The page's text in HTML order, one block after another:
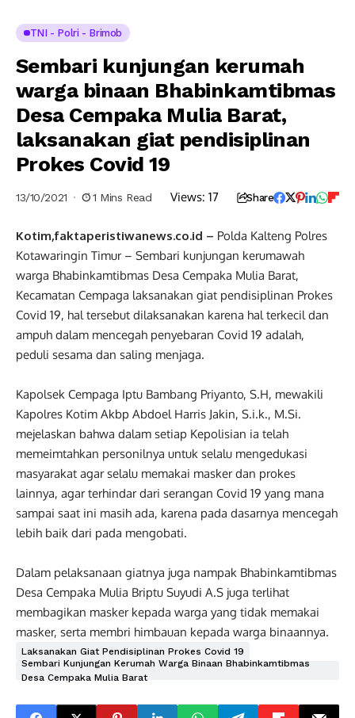
TNI - Polri - Brimob
Sembari kunjungan kerumah
warga binaan Bhabinkamtibmas
Desa Cempaka Mulia Barat,
laksanakan giat pendisiplinan
Prokes Covid 19
13/10/2021 1 Mins Read Views: 17 Share
Kotim,faktaperistiwanews.co.id – Polda Kalteng Polres
Kotawaringin Timur – Sembari kunjungan kerumawah
warga Bhabinkamtibmas Desa Cempaka Mulia Barat,
Kecamatan Cempaga laksanakan giat pendisiplinan Prokes
Covid 19, hal tersebut dilaksanakan karena hal terkecil dan
ampuh dalam mencegah penyebaran Covid 19 adalah,
peduli sesama dan saling menjaga.
Kapolsek Cempaga Iptu Bambang Priyanto, S.H, mewakili
Kapolres Kotim Akbp Abdoel Harris Jakin, S.i.k., M.Si.
mejelaskan bahwa dalam setiap Kepolisian ia telah
memeimtahkan personilnya untuk selalu mengedukasi
masyarakat agar selalu memakai masker dan prokes
lainnya, agar terhindar dari serangan Covid 19 yang mana
sampai saat ini masih ada, karena pada dasarnya mencegah
lebih baik dari pada mengobati.
Dalam pelaksanaan giatnya juga nampak Bhabinkamtibmas
Desa Cempaka Mulia Briptu Suyudi A.S juga terlihat
membagikan masker kepada warga yang tidak memakai
masker, serta membri himbauan kepada warga binaannya.
Laksanakan Giat Pendisiplinan Prokes Covid 19
Sembari Kunjungan Kerumah Warga Binaan Bhabinkamtibmas
Desa Cempaka Mulia Barat